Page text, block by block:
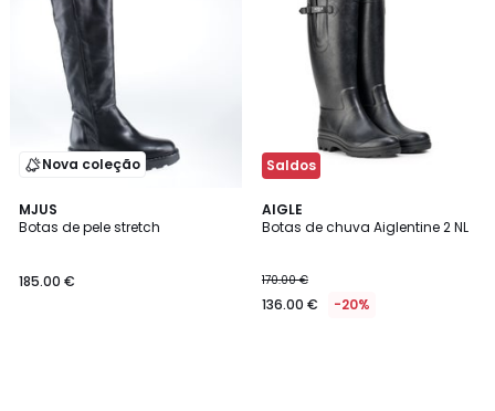
desconto
aplicado.
Nova coleção
MJUS
Botas de pele stretch
185.00 €
Saldos
AIGLE
Botas de chuva Aiglentine 2 NL
170.00 €
136.00 € -20%